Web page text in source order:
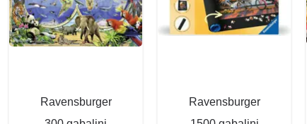
Ravensburger
Ravensburger